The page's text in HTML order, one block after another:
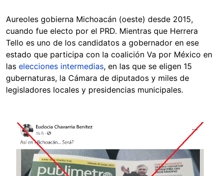
Aureoles gobierna Michoacán (oeste) desde 2015,
cuando fue electo por el PRD. Mientras que Herrera
Tello es uno de los candidatos a gobernador en ese
estado que participa con la coalición Va por México en
las elecciones intermedias, en las que se eligen 15
gubernaturas, la Cámara de diputados y miles de
legisladores locales y presidencias municipales.
Image